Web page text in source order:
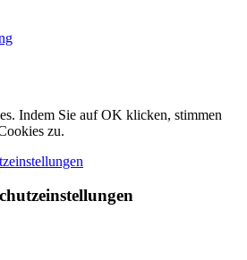
Indem Sie auf OK klicken, stimmen
zu.